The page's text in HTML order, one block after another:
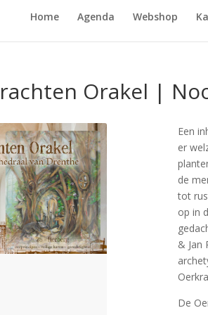
Home Agenda Webshop
Orakel |
Een
er
de
tot
op in
& Jan
De